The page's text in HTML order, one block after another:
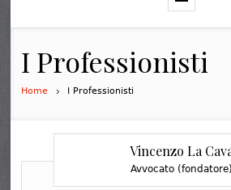
I Professionisti
Home I Professionisti
Vincenzo La
Avvocato (fondatore)